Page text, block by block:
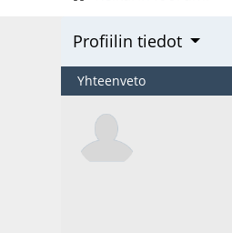
Profiilin tiedot
Yhteenveto